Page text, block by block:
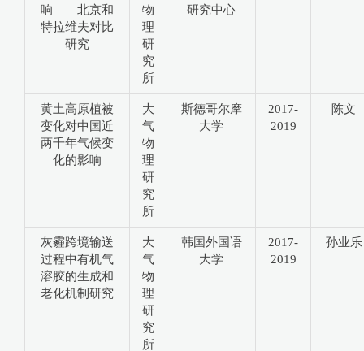
响——北京和
特拉维夫对比
研究
物
理
研
究
所
研究中心
黄土高原植被
变化对中国近
两千年气候变
化的影响
大
气
物
理
研
究
所
斯德哥尔摩
大学
2017-
2019
陈文
灰霾跨境输送
过程中有机气
溶胶的生成和
老化机制研究
大
气
物
理
研
究
所
韩国外国语
大学
2017-
2019
孙业乐